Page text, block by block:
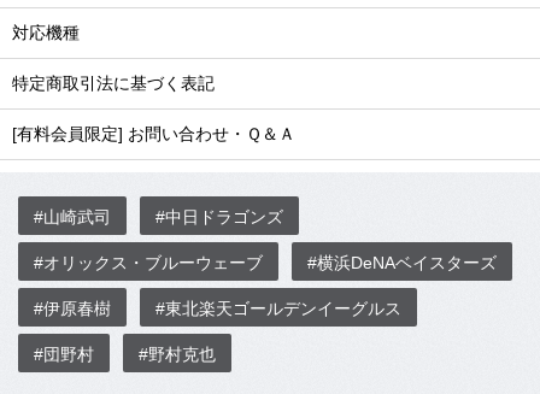
対応機種
特定商取引法に基づく表記
[有料会員限定] お問い合わせ・Ｑ＆Ａ
#山崎武司 #中日ドラゴンズ
#オリックス・ブルーウェーブ #横浜DeNAベイスターズ
#伊原春樹 #東北楽天ゴールデンイーグルス
#団野村 #野村克也